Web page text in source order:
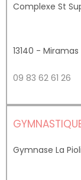
Complexe St
13140 - Miramas
09 83 62 61 26
Gymnase La